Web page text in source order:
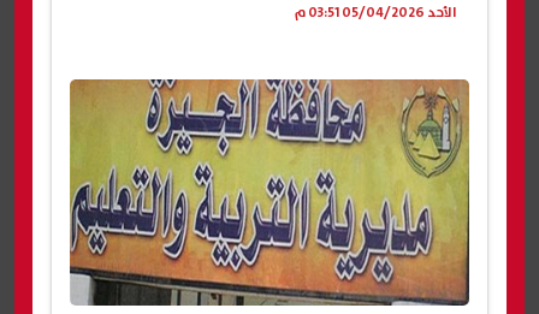
الأحد 05/04/2026 03:51 م